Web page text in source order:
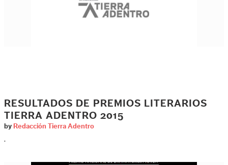
RESULTADOS DE PREMIOS LITERARIOS
TIERRA ADENTRO 2015
by Redacción Tierra Adentro
.